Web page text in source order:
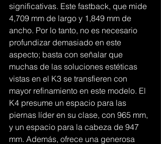
significativas. Este fastback, que mide
4,709 mm de largo y 1,849 mm de
ancho. Por lo tanto, no es necesario
profundizar demasiado en este
aspecto; basta con señalar que
muchas de las soluciones estéticas
vistas en el K3 se transfieren con
mayor refinamiento en este modelo. El
K4 presume un espacio para las
piernas líder en su clase, con 965 mm,
y un espacio para la cabeza de 947
mm. Además, ofrece una generosa